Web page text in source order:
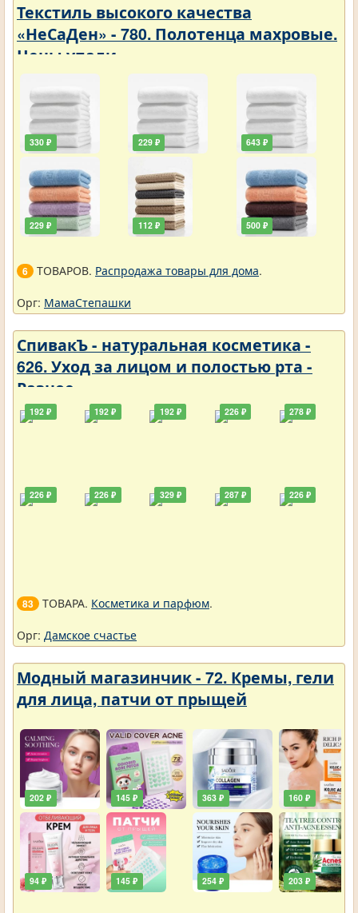
Текстиль высокого качества
«НеСаДен» - 780. Полотенца махровые.
Цены упали
330 ₽
229 ₽
229 ₽
112 ₽
643 ₽
500 ₽
6 ТОВАРОВ. Распродажа товары для дома.
Орг: МамаСтепашки
СпивакЪ - натуральная косметика -
626. Уход за лицом и полостью рта -
Разное
192 ₽
226 ₽
192 ₽
226 ₽
192 ₽
329 ₽
226 ₽
287 ₽
278 ₽
226 ₽
83 ТОВАРА. Косметика и парфюм.
Орг: Дамское счастье
Модный магазинчик - 72. Кремы, гели
для лица, патчи от прыщей
202 ₽
94 ₽
145 ₽
145 ₽
363 ₽
254 ₽
160 ₽
203 ₽